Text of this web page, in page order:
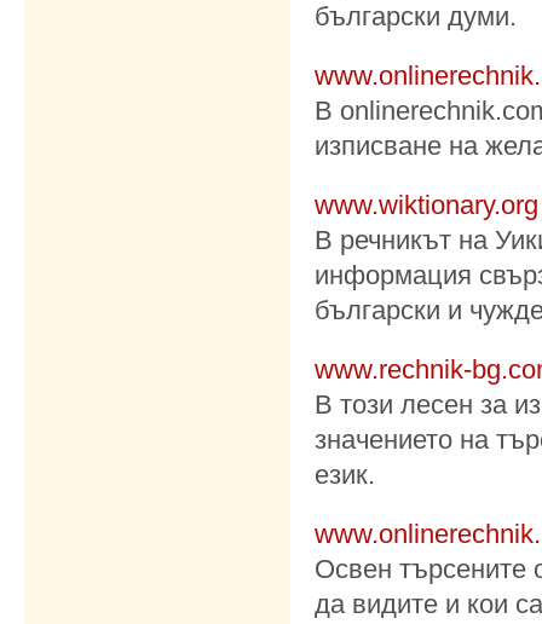
български думи.
В
изписване на
www.wiktionary.org
В речникът на
информация
български и
www.rechnik-
В този лесен за
значението на
език.
Освен търсените
да видите и кои